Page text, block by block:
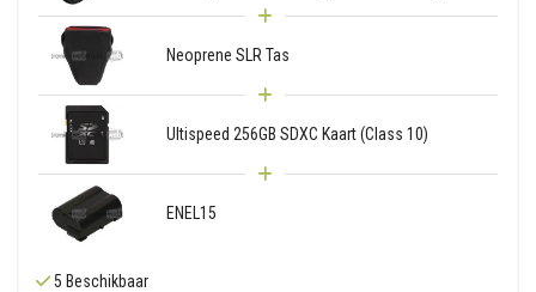
Neoprene SLR Tas
Ultispeed 256GB SDXC Kaart (Class 10)
ENEL15
5 Beschikbaar